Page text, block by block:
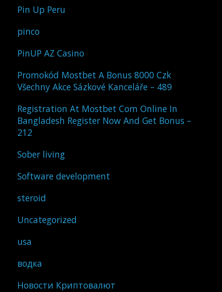
Pin Up Peru
pinco
PinUP AZ Casino
Promokód Mostbet A Bonus 8000 Czk
Všechny Akce Sázkové Kanceláře – 489
Registration At Mostbet Com Online In
Bangladesh Register Now And Get Bonus –
212
Sober living
Software development
steroid
Uncategorized
usa
водка
Новости Криптовалют